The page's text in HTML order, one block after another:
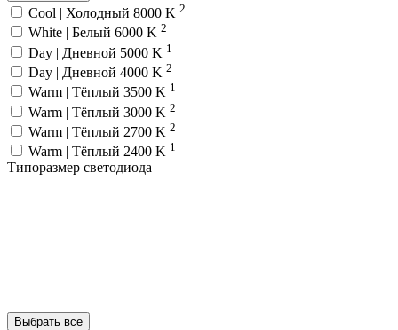
Cool | Холодный 8000 K 2
White | Белый 6000 K 2
Day | Дневной 5000 K 1
Day | Дневной 4000 K 2
Warm | Тёплый 3500 K 1
Warm | Тёплый 3000 K 2
Warm | Тёплый 2700 K 2
Warm | Тёплый 2400 K 1
Типоразмер светодиода
Выбрать все